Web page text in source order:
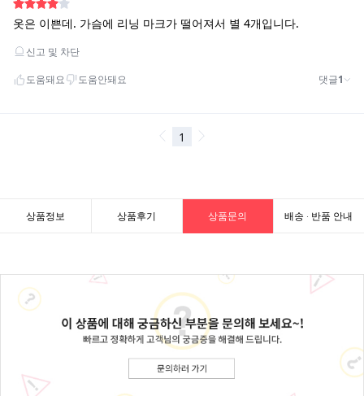
상품정보 상품후기 상품문의 배송 · 반품 안내